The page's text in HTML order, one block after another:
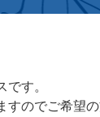
す。
のでご希望